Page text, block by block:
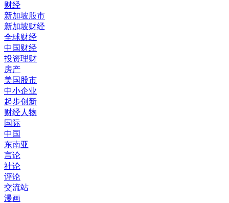
财经
新加坡股市
新加坡财经
全球财经
中国财经
投资理财
房产
美国股市
中小企业
起步创新
财经人物
国际
中国
东南亚
言论
社论
评论
交流站
漫画